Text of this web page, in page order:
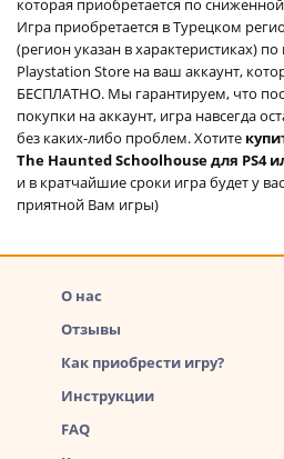
которая приобретается по
Игра приобретается в Турецком
(регион указан в характеристиках)
Playstation Store на ваш аккаунт,
БЕСПЛАТНО. Мы гарантируем, что
покупки на аккаунт, игра навсегда
без каких-либо проблем. Хотите
The Haunted Schoolhouse для PS4
и в кратчайшие сроки игра будет у
приятной Вам игры)
О нас
Отзывы
Как приобрести игру?
Инструкции
FAQ